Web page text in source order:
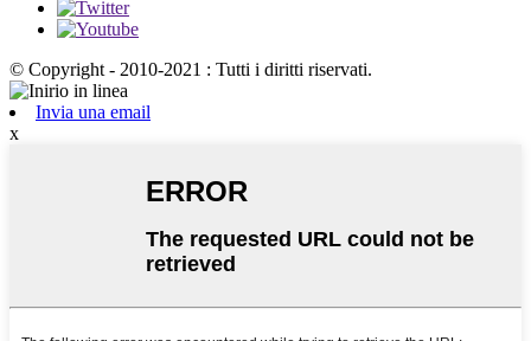
© Copyright - 2010-2021 : Tutti i diritti riservati.
Invia una email
x